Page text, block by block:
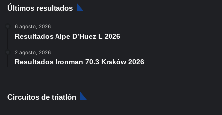
Últimos resultados
6 agosto, 2026
Resultados Alpe D’Huez L 2026
2 agosto, 2026
Resultados Ironman 70.3 Kraków 2026
Circuitos de triatlón